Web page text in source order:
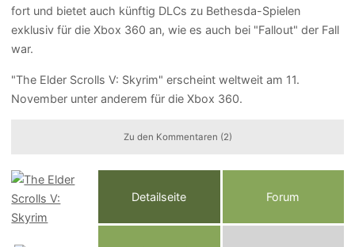
fort und bietet auch künftig DLCs zu Bethesda-Spielen
exklusiv für die Xbox 360 an, wie es auch bei "Fallout" der Fall
war.
"The Elder Scrolls V: Skyrim" erscheint weltweit am 11.
November unter anderem für die Xbox 360.
Zu den Kommentaren (2)
Detailseite Forum